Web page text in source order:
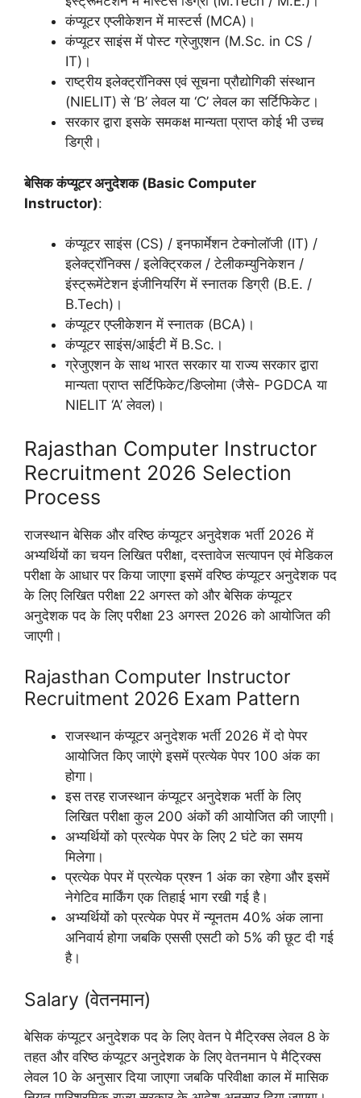
कंप्यूटर एप्लीकेशन में मास्टर्स (MCA)।
कंप्यूटर साइंस में पोस्ट ग्रेजुएशन (M.Sc. in CS /
IT)।
राष्ट्रीय इलेक्ट्रॉनिक्स एवं सूचना प्रौद्योगिकी संस्थान
(NIELIT) से ‘B’ लेवल या ‘C’ लेवल का सर्टिफिकेट।
सरकार द्वारा इसके समकक्ष मान्यता प्राप्त कोई भी उच्च
डिग्री।
बेसिक कंप्यूटर अनुदेशक (Basic Computer
Instructor):
कंप्यूटर साइंस (CS) / इनफार्मेशन टेक्नोलॉजी (IT) /
इलेक्ट्रॉनिक्स / इलेक्ट्रिकल / टेलीकम्युनिकेशन /
इंस्ट्रूमेंटेशन इंजीनियरिंग में स्नातक डिग्री (B.E. /
B.Tech)।
कंप्यूटर एप्लीकेशन में स्नातक (BCA)।
कंप्यूटर साइंस/आईटी में B.Sc.।
ग्रेजुएशन के साथ भारत सरकार या राज्य सरकार द्वारा
मान्यता प्राप्त सर्टिफिकेट/डिप्लोमा (जैसे- PGDCA या
NIELIT ‘A’ लेवल)।
Rajasthan Computer Instructor
Recruitment 2026 Selection
Process
राजस्थान बेसिक और वरिष्ठ कंप्यूटर अनुदेशक भर्ती 2026 में
अभ्यर्थियों का चयन लिखित परीक्षा, दस्तावेज सत्यापन एवं मेडिकल
परीक्षा के आधार पर किया जाएगा इसमें वरिष्ठ कंप्यूटर अनुदेशक पद
के लिए लिखित परीक्षा 22 अगस्त को और बेसिक कंप्यूटर
अनुदेशक पद के लिए परीक्षा 23 अगस्त 2026 को आयोजित की
जाएगी।
Rajasthan Computer Instructor
Recruitment 2026 Exam Pattern
राजस्थान कंप्यूटर अनुदेशक भर्ती 2026 में दो पेपर
आयोजित किए जाएंगे इसमें प्रत्येक पेपर 100 अंक का
होगा।
इस तरह राजस्थान कंप्यूटर अनुदेशक भर्ती के लिए
लिखित परीक्षा कुल 200 अंकों की आयोजित की जाएगी।
अभ्यर्थियों को प्रत्येक पेपर के लिए 2 घंटे का समय
मिलेगा।
प्रत्येक पेपर में प्रत्येक प्रश्न 1 अंक का रहेगा और इसमें
नेगेटिव मार्किंग एक तिहाई भाग रखी गई है।
अभ्यर्थियों को प्रत्येक पेपर में न्यूनतम 40% अंक लाना
अनिवार्य होगा जबकि एससी एसटी को 5% की छूट दी गई
है।
Salary (वेतनमान)
बेसिक कंप्यूटर अनुदेशक पद के लिए वेतन पे मैट्रिक्स लेवल 8 के
तहत और वरिष्ठ कंप्यूटर अनुदेशक के लिए वेतनमान पे मैट्रिक्स
लेवल 10 के अनुसार दिया जाएगा जबकि परिवीक्षा काल में मासिक